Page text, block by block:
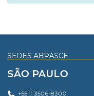
SEDES ABRASCE
SÃO PAULO
+55 11 3506-8300